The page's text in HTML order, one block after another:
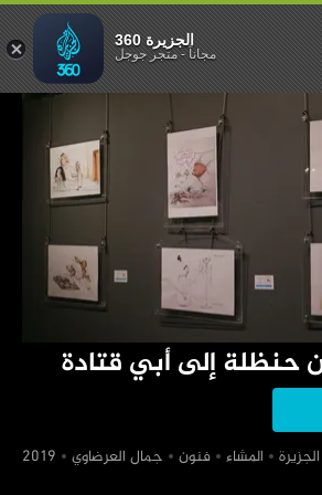
حنظلة إلى أبي قتادة
‏المشاء ‏فنون ‏جمال العرضاوي
أبي قتادة
الجزيرة 360
مجاناً-متجر جوجل